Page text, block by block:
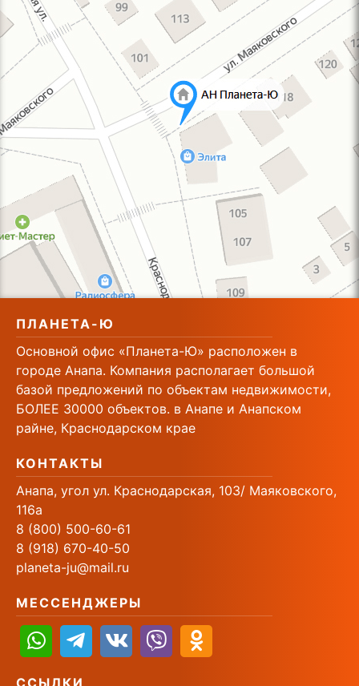
ПЛАНЕТА-Ю
Основной офис «Планета-Ю» расположен в
городе Анапа. Компания располагает большой
базой предложений по объектам недвижимости,
БОЛЕЕ 30000 объектов. в Анапе и Анапском
райне, Краснодарском крае
КОНТАКТЫ
Анапа, угол ул. Краснодарская, 103/ Маяковского,
116а
8 (800) 500-60-61
8 (918) 670-40-50
planeta-ju@mail.ru
МЕССЕНДЖЕРЫ
ССЫЛКИ